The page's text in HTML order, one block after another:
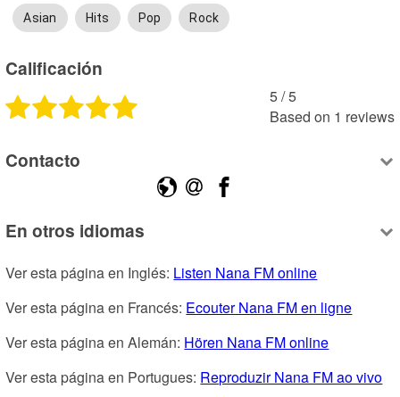
Asian Hits Pop Rock
Calificación
5 /5
Based on 1 reviews
Contacto
En otros idiomas
Ver esta página en Inglés: Listen Nana FM online
Ver esta página en Francés: Ecouter Nana FM en ligne
Ver esta página en Alemán: Hören Nana FM online
Ver esta página en Portugues: Reproduzir Nana FM ao vivo